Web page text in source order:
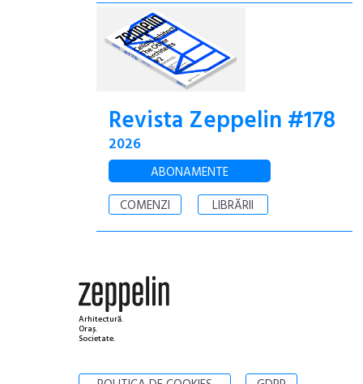
Revista Zeppelin #178
2026
ABONAMENTE
COMENZI
LIBRĂRII
Arhitectură.
Oraș.
Societate.